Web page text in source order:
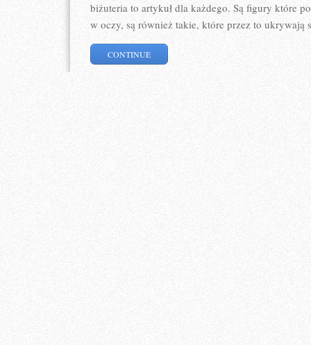
biżuteria to artykuł dla każdego. Są figury które
w oczy, są również takie, które przez to ukrywają
CONTINUE